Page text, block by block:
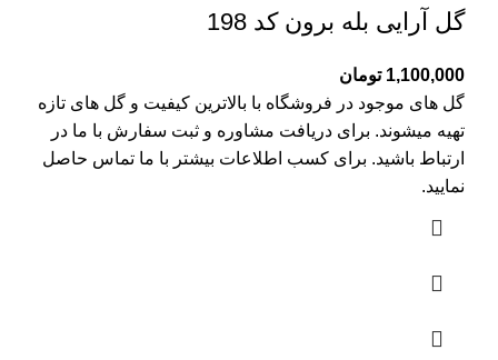
گل آرایی بله برون کد 198
1,100,000 تومان
گل های موجود در فروشگاه با بالاترین کیفیت و گل های تازه
تهیه میشوند. برای دریافت مشاوره و ثبت سفارش با ما در
ارتباط باشید. برای کسب اطلاعات بیشتر با ما تماس حاصل
نمایید.